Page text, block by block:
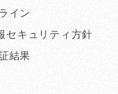
イン
セキュリティ方針
結果